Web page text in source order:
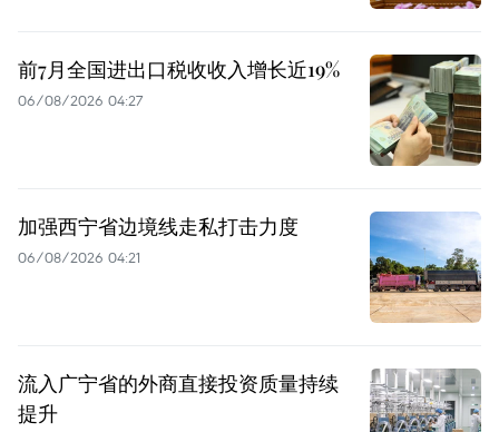
前7月全国进出口税收收入增长近19%
06/08/2026 04:27
加强西宁省边境线走私打击力度
06/08/2026 04:21
流入广宁省的外商直接投资质量持续
提升